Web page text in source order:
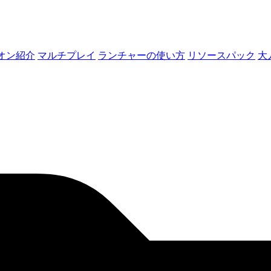
ン紹介 マルチプレイ ランチャーの使い方 リソースパック 大